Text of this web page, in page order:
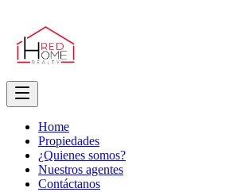
Home
Propiedades
¿Quienes somos?
Nuestros agentes
Contáctanos